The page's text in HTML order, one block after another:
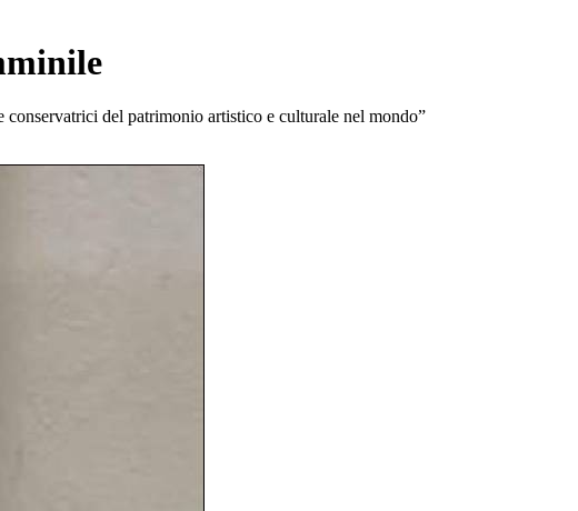
del patrimonio artistico e culturale nel mondo”